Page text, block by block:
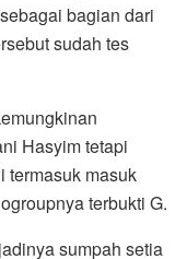
bagian dari
sudah tes
Hasyim tetapi
termasuk masuk
terbukti G.
sumpah setia